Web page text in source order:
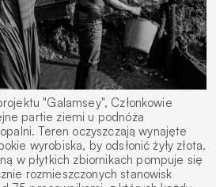
"Galamsey", Członkowie
partie ziemi u podnóża
Teren oczyszczają wynajęte
wyrobiska, by odsłonić żyły złota.
w płytkich zbiornikach pompuje się
rozmieszczonych stanowisk